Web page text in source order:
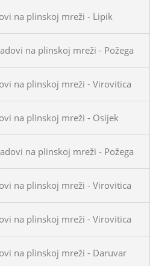
na plinskoj mreži - Lipik
na plinskoj mreži - Požega
na plinskoj mreži - Virovitica
na plinskoj mreži - Osijek
na plinskoj mreži - Požega
na plinskoj mreži - Virovitica
na plinskoj mreži - Virovitica
na plinskoj mreži - Daruvar